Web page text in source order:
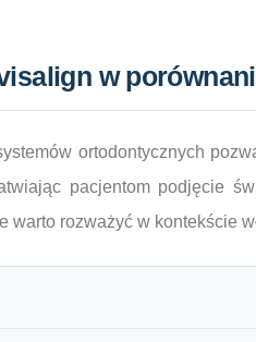
w
ortodontycznych
pacjentom podjęcie
warto rozważyć w kontekście